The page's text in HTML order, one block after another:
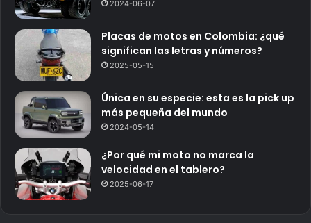
2024-06-07
Placas de motos en Colombia: ¿qué
significan las letras y números?
2025-05-15
Única en su especie: esta es la pick up
más pequeña del mundo
2024-05-14
¿Por qué mi moto no marca la
velocidad en el tablero?
2025-06-17